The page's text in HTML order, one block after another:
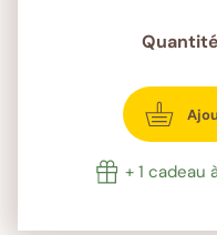
Quantité
+ 1 cadeau